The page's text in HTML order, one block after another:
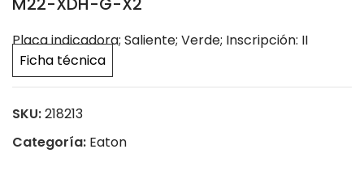
Placa indicadora; Saliente; Verde; Inscripción: II
Ficha técnica
SKU:218213
Categoría: Eaton